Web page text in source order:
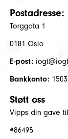
Postadresse:
Torggata 1
0181 Oslo
E-post:
Bankkonto:
Støtt oss
Vipps din gave til
#86495